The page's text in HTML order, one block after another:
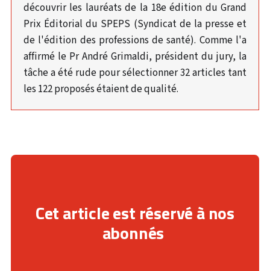
découvrir les lauréats de la 18e édition du Grand
Prix Éditorial du SPEPS (Syndicat de la presse et
de l'édition des professions de santé). Comme l'a
affirmé le Pr André Grimaldi, président du jury, la
tâche a été rude pour sélectionner 32 articles tant
les 122 proposés étaient de qualité.
Cet article est réservé à nos
abonnés